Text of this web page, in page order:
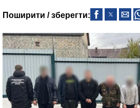
Поширити / зберегти: